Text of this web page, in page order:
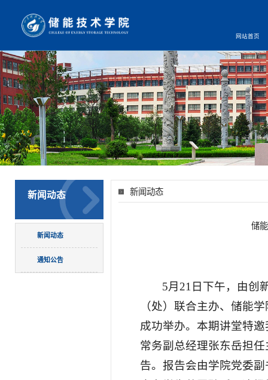
网站首页
新闻动态
新闻动态
通知公告
新闻动态
储
5月21日下午，由创
（处）联合主办、储能
成功举办。本期讲堂特
常务副总经理张东岳担
告。报告会由学院党委